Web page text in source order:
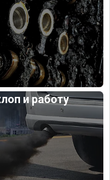
и работу